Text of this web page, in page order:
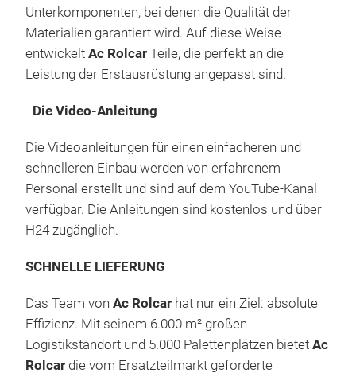
Unterkomponenten, bei denen die Qualität der
Materialien garantiert wird. Auf diese Weise
entwickelt Ac Rolcar Teile, die perfekt an die
Leistung der Erstausrüstung angepasst sind.
- Die Video-Anleitung
Die Videoanleitungen für einen einfacheren und
schnelleren Einbau werden von erfahrenem
Personal erstellt und sind auf dem YouTube-Kanal
verfügbar. Die Anleitungen sind kostenlos und über
H24 zugänglich.
SCHNELLE LIEFERUNG
Das Team von Ac Rolcar hat nur ein Ziel: absolute
Effizienz. Mit seinem 6.000 m² großen
Logistikstandort und 5.000 Palettenplätzen bietet Ac
Rolcar die vom Ersatzteilmarkt geforderte